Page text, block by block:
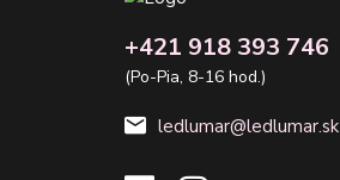
+421 918 393 746
(Po-Pia, 8-16 hod.)
ledlumar@ledlumar.sk